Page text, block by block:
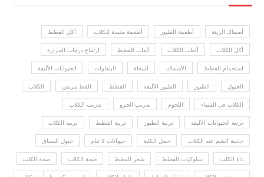
أسماك الزينة أطعمة الطيور أطعمة مفيدة للكلاب أكل القطط
أكل الكلاب ألعاب الكلاب ألعاب للقطط ارتفاع درجات الحرارة
استحمام القطط الأسماك الببغاء الببغاوات الحيوانات الأليفة
الخيول الطيور الطيور الأليفة القطط القط مريض الكلاب
الكلاب في الشتاء اللحوم تدريب الجرو تدريب الكلاب
تربية الحيوانات الأليفة تربية الطيور تربية القطط تربية الكلاب
حاسة الشم عند الكلاب حمل الكلبة حيوانات لا تنام خيول السباق
داء الكلب سلوكيات القطط شعر القطط صحة الكلاب صحة الكلب